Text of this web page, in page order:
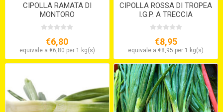
CIPOLLA RAMATA DI
MONTORO
€6,80
equivale a €6,80 per 1 kg(s)
CIPOLLA ROSSA DI TROPEA
I.G.P. A TRECCIA
€8,95
equivale a €8,95 per 1 kg(s)